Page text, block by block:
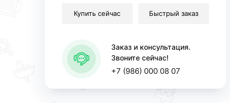
Купить сейчас Быстрый заказ
Заказ и консультация.
Звоните сейчас!
+7 (986) 000 08 07